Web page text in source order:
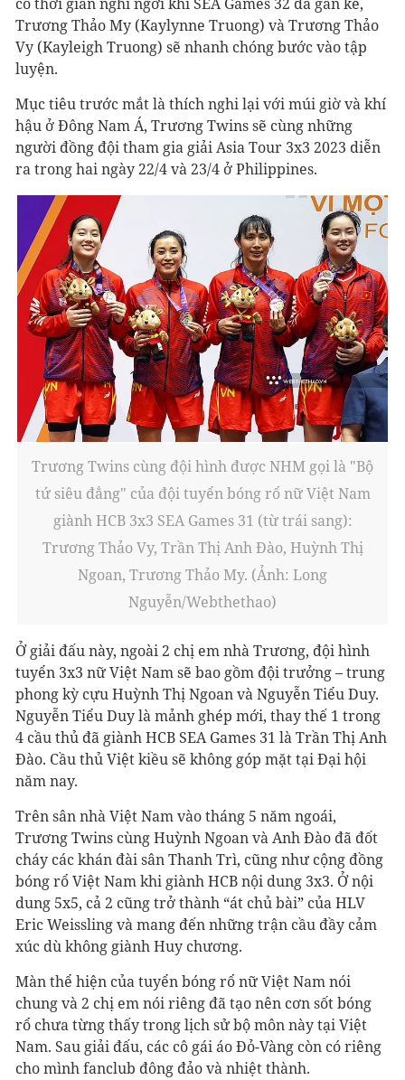
Trương Thảo My (Kaylynne Truong) và Trương Thảo
Vy (Kayleigh Truong) sẽ nhanh chóng bước vào tập
luyện.
Mục tiêu trước mắt là thích nghi lại với múi giờ và khí
hậu ở Đông Nam Á, Trương Twins sẽ cùng những
người đồng đội tham gia giải Asia Tour 3x3 2023 diễn
ra trong hai ngày 22/4 và 23/4 ở Philippines.
Trương Twins cùng đội hình được NHM gọi là "Bộ
tứ siêu đẳng" của đội tuyển bóng rổ nữ Việt Nam
giành HCB 3x3 SEA Games 31 (từ trái sang):
Trương Thảo Vy, Trần Thị Anh Đào, Huỳnh Thị
Ngoan, Trương Thảo My. (Ảnh: Long
Nguyễn/Webthethao)
Ở giải đấu này, ngoài 2 chị em nhà Trương, đội hình
tuyển 3x3 nữ Việt Nam sẽ bao gồm đội trưởng – trung
phong kỳ cựu Huỳnh Thị Ngoan và Nguyễn Tiểu Duy.
Nguyễn Tiểu Duy là mảnh ghép mới, thay thế 1 trong
4 cầu thủ đã giành HCB SEA Games 31 là Trần Thị Anh
Đào. Cầu thủ Việt kiều sẽ không góp mặt tại Đại hội
năm nay.
Trên sân nhà Việt Nam vào tháng 5 năm ngoái,
Trương Twins cùng Huỳnh Ngoan và Anh Đào đã đốt
cháy các khán đài sân Thanh Trì, cũng như cộng đồng
bóng rổ Việt Nam khi giành HCB nội dung 3x3. Ở nội
dung 5x5, cả 2 cũng trở thành “át chủ bài” của HLV
Eric Weissling và mang đến những trận cầu đầy cảm
xúc dù không giành Huy chương.
Màn thể hiện của tuyển bóng rổ nữ Việt Nam nói
chung và 2 chị em nói riêng đã tạo nên cơn sốt bóng
rổ chưa từng thấy trong lịch sử bộ môn này tại Việt
Nam. Sau giải đấu, các cô gái áo Đỏ-Vàng còn có riêng
cho mình fanclub đông đảo và nhiệt thành.